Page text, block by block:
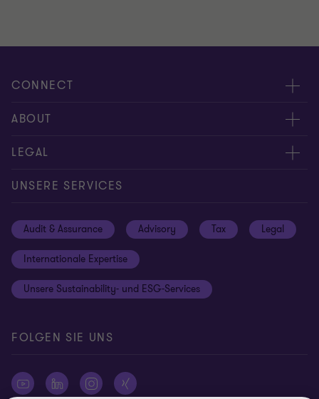
CONNECT
Kontakt
Experten
Hinweisgebersystem
Login
ABOUT
Über uns
Karriere
Newsletter Anmeldung
LEGAL
Impressum
Informationspflichten DS-GVO
Rechtliche Hinweise
Cookie-Einstellungen
UNSERE SERVICES
Audit & Assurance Advisory Tax Legal
Internationale Expertise
Unsere Sustainability- und ESG-Services
FOLGEN SIE UNS